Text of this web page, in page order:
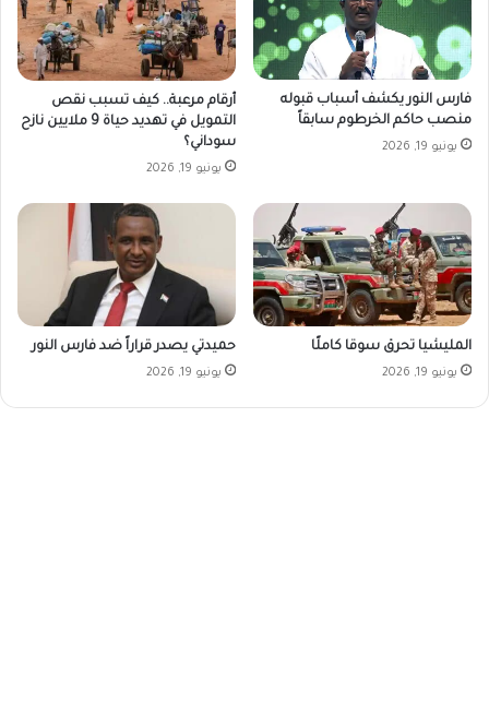
فارس النور يكشف أسباب قبوله
منصب حاكم الخرطوم سابقاً
يونيو 19, 2026
أرقام مرعبة.. كيف تسبب نقص
التمويل في تهديد حياة 9 ملايين نازح
سوداني؟
يونيو 19, 2026
المليشيا تحرق سوقا كاملًا
يونيو 19, 2026
حميدتي يصدر قراراً ضد فارس النور
يونيو 19, 2026